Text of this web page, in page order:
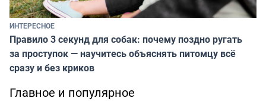
ИНТЕРЕСНОЕ
Правило 3 секунд для собак: почему поздно ругать
за проступок — научитесь объяснять питомцу всё
сразу и без криков
Главное и популярное